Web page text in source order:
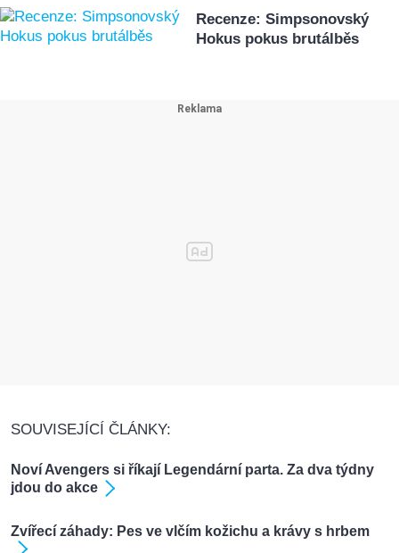
Recenze: Simpsonovský
Hokus pokus brutálběs
SOUVISEJÍCÍ ČLÁNKY:
Noví Avengers si říkají Legendární parta. Za dva týdny
jdou do akce
Zvířecí záhady: Pes ve vlčím kožichu a krávy s hrbem